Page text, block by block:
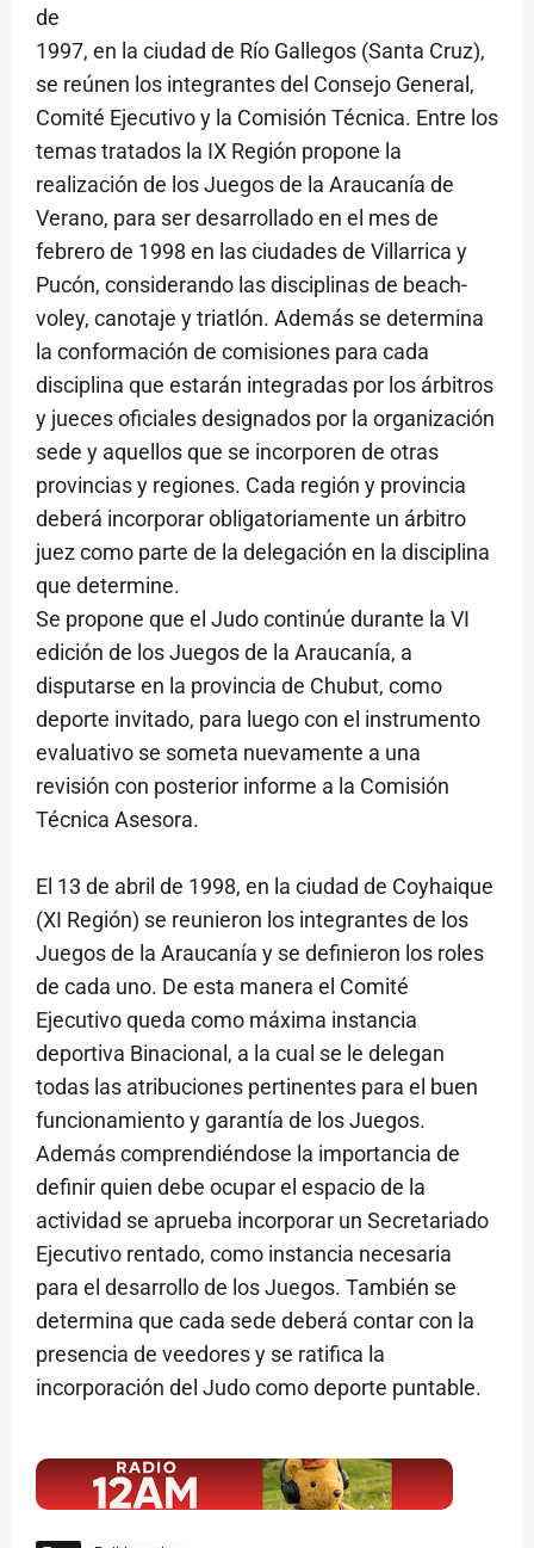
de
1997, en la ciudad de Río Gallegos (Santa Cruz),
se reúnen los integrantes del Consejo General,
Comité Ejecutivo y la Comisión Técnica. Entre los
temas tratados la IX Región propone la
realización de los Juegos de la Araucanía de
Verano, para ser desarrollado en el mes de
febrero de 1998 en las ciudades de Villarrica y
Pucón, considerando las disciplinas de beach-
voley, canotaje y triatlón. Además se determina
la conformación de comisiones para cada
disciplina que estarán integradas por los árbitros
y jueces oficiales designados por la organización
sede y aquellos que se incorporen de otras
provincias y regiones. Cada región y provincia
deberá incorporar obligatoriamente un árbitro
juez como parte de la delegación en la disciplina
que determine.
Se propone que el Judo continúe durante la VI
edición de los Juegos de la Araucanía, a
disputarse en la provincia de Chubut, como
deporte invitado, para luego con el instrumento
evaluativo se someta nuevamente a una
revisión con posterior informe a la Comisión
Técnica Asesora.
El 13 de abril de 1998, en la ciudad de Coyhaique
(XI Región) se reunieron los integrantes de los
Juegos de la Araucanía y se definieron los roles
de cada uno. De esta manera el Comité
Ejecutivo queda como máxima instancia
deportiva Binacional, a la cual se le delegan
todas las atribuciones pertinentes para el buen
funcionamiento y garantía de los Juegos.
Además comprendiéndose la importancia de
definir quien debe ocupar el espacio de la
actividad se aprueba incorporar un Secretariado
Ejecutivo rentado, como instancia necesaria
para el desarrollo de los Juegos. También se
determina que cada sede deberá contar con la
presencia de veedores y se ratifica la
incorporación del Judo como deporte puntable.